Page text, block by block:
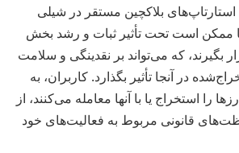
بلاکچین مستقر در شیلی
ممکن است تحت تأثیر ثبات و رشد بخش
بگیرند، که می‌تواند بر نقدینگی و سلامت
در آنجا تأثیر بگذارد. کاربران، به
را استخراج یا با آنها معامله می‌کنند، از
قانونی مربوط به فعالیت‌های خود